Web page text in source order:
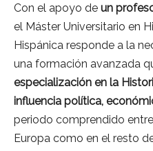
Con el apoyo de un
el Máster Universitario en
Hispánica responde a la
una formación avanzada
especialización en la
influencia política,
periodo comprendido
Europa como en el resto